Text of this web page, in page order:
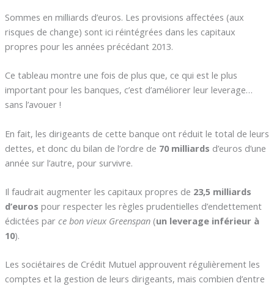
Sommes en milliards d’euros. Les provisions affectées (aux
risques de change) sont ici réintégrées dans les capitaux
propres pour les années précédant 2013.
Ce tableau montre une fois de plus que, ce qui est le plus
important pour les banques, c’est d’améliorer leur leverage…
sans l’avouer !
En fait, les dirigeants de cette banque ont réduit le total de leurs
dettes, et donc du bilan de l’ordre de 70 milliards d’euros d’une
année sur l’autre, pour survivre.
Il faudrait augmenter les capitaux propres de 23,5 milliards
d’euros pour respecter les règles prudentielles d’endettement
édictées par ce bon vieux Greenspan (un leverage inférieur à
10).
Les sociétaires de Crédit Mutuel approuvent régulièrement les
comptes et la gestion de leurs dirigeants, mais combien d’entre